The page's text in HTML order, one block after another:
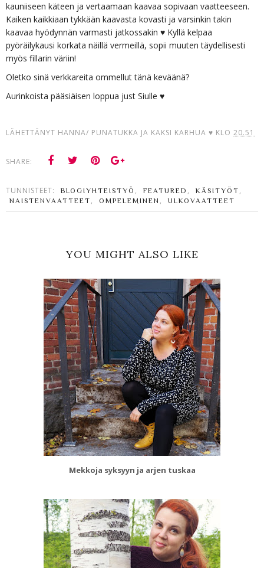
kauniiseen käteen ja vertaamaan kaavaa sopivaan vaatteeseen.
Kaiken kaikkiaan tykkään kaavasta kovasti ja varsinkin takin
kaavaa hyödynnän varmasti jatkossakin ♥ Kyllä kelpaa
pyöräilykausi korkata näillä vermeillä, sopii muuten täydellisesti
myös fillarin väriin!
Oletko sinä verkkareita ommellut tänä keväänä?
Aurinkoista pääsiäisen loppua just Siulle ♥
LÄHETTÄNYT HANNA/ PUNATUKKA JA KAKSI KARHUA ♥ KLO 20.51
SHARE:
TUNNISTEET: BLOGIYHTEISTYÖ , FEATURED , KÄSITYÖT ,
NAISTENVAATTEET , OMPELEMINEN , ULKOVAATTEET
YOU MIGHT ALSO LIKE
Mekkoja syksyyn ja arjen tuskaa